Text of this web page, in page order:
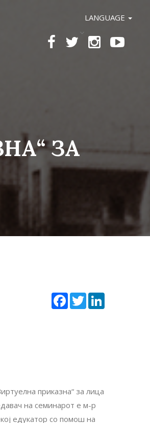
LANGUAGE
ЗА
Facebook
Twitter
приказна“ за лица
на семинарот е м-р
едукатор со помош на